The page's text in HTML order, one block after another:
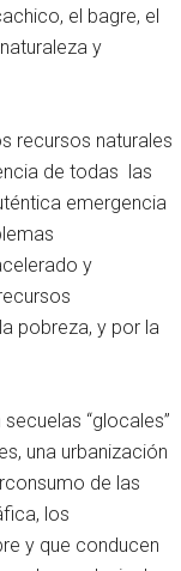
el bagre, el
y
recursos naturales
de todas las
emergencia
y
pobreza, y por la
“glocales”
una urbanización
de las
los
y que conducen